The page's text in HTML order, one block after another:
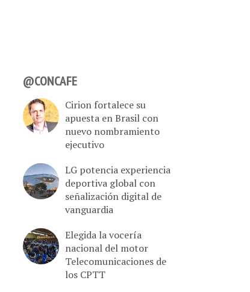
@CONCAFE
Cirion fortalece su
apuesta en Brasil con
nuevo nombramiento
ejecutivo
LG potencia experiencia
deportiva global con
señalización digital de
vanguardia
Elegida la vocería
nacional del motor
Telecomunicaciones de
los CPTT